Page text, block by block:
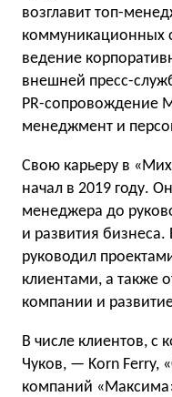
возглавит топ-
коммуникационных
ведение
внешней пресс-
PR-сопровождение
менеджмент и
Свою карьеру в
начал в 2019 году.
менеджера до
и развития бизнеса.
руководил
клиентами, а также
компании и
В числе клиентов,
Чуков, — Korn Ferry,
компаний